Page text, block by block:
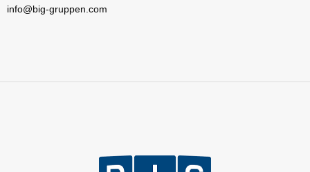
info@big-gruppen.com